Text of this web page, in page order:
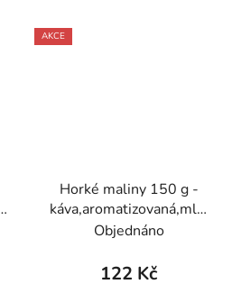
AKCE
Horké maliny 150 g -
káva,aromatizovaná,mletá
- Oxalis
Objednáno
122 Kč